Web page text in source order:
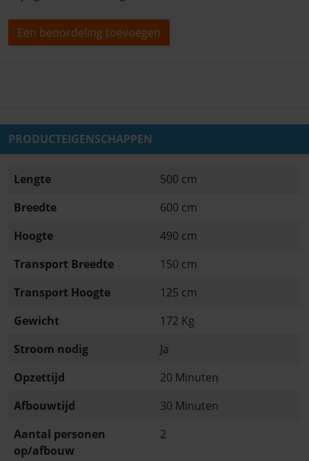
Een beoordeling toevoegen
PRODUCTEIGENSCHAPPEN
Lengte
500 cm
Breedte
600 cm
Hoogte
490 cm
Transport Breedte
150 cm
Transport Hoogte
125 cm
Gewicht
172 Kg
Stroom nodig
Ja
Opzettijd
20 Minuten
Afbouwtijd
30 Minuten
Aantal personen
op/afbouw
2